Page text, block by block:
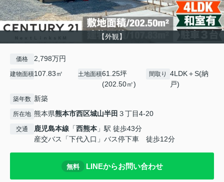
【外観】
価格 2,798万円
建物面積107.83㎡ 土地面積61.25坪
(202.50㎡)
間取り
4LDK＋S(納
戸)
築年数 新築
所在地 熊本県熊本市西区城山半田 ３丁目4-20
交通 鹿児島本線 「西熊本 」駅 徒歩43分
産交バス「下代入口」バス停下車 徒歩12分
無料 LINEからお問い合わせ